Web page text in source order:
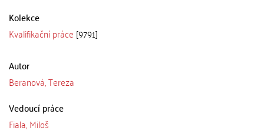
Kolekce
Kvalifikační práce [9791]
Autor
Beranová, Tereza
Vedoucí práce
Fiala, Miloš